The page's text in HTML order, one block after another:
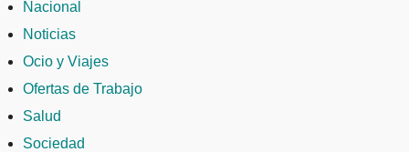
Nacional
Noticias
Ocio y Viajes
Ofertas de Trabajo
Salud
Sociedad